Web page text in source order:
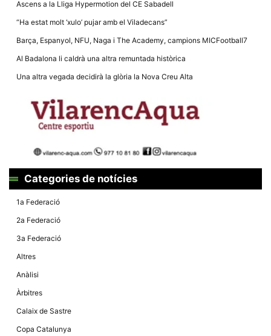
Ascens a la Lliga Hypermotion del CE Sabadell
“Ha estat molt ‘xulo’ pujar amb el Viladecans”
Barça, Espanyol, NFU, Naga i The Academy, campions MICFootball7
Al Badalona li caldrà una altra remuntada històrica
Una altra vegada decidirà la glòria la Nova Creu Alta
Categories de notícies
1a Federació
2a Federació
3a Federació
Altres
Anàlisi
Àrbitres
Calaix de Sastre
Copa Catalunya